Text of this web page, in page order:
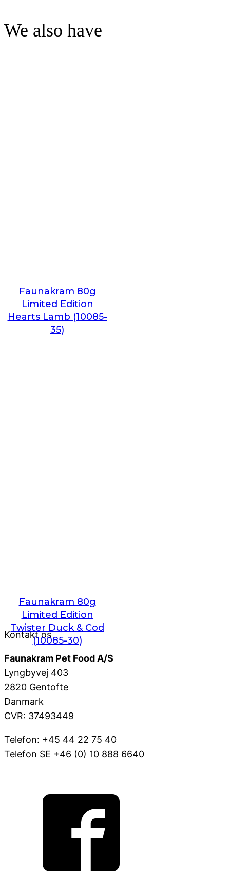
We also have
Faunakram 80g
Limited Edition
Hearts Lamb (10085-
35)
Faunakram 80g
Limited Edition
Twister Duck & Cod
(10085-30)
Kontakt os
Faunakram Pet Food A/S
Lyngbyvej 403
2820 Gentofte
Danmark
CVR: 37493449
Telefon: +45 44 22 75 40
Telefon SE +46 (0) 10 888 6640